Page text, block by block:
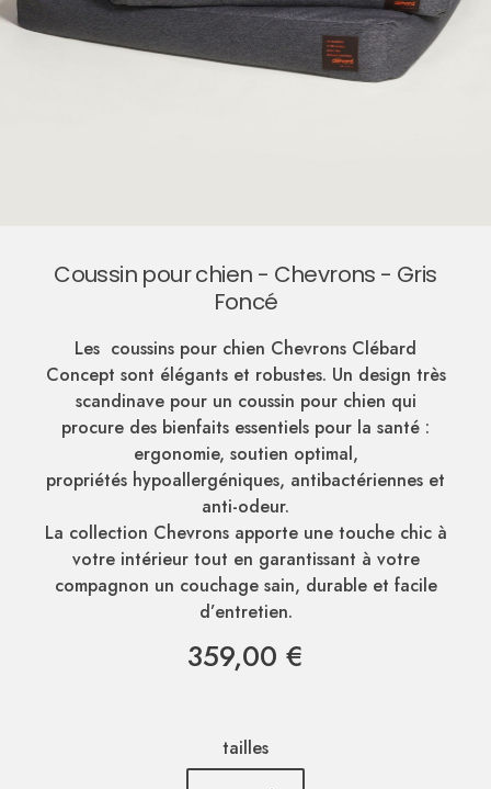
Coussin pour chien - Chevrons - Gris
Foncé
Les coussins pour chien Chevrons Clébard
Concept sont élégants et robustes. Un design très
scandinave pour un coussin pour chien qui
procure des bienfaits essentiels pour la santé :
ergonomie, soutien optimal,
propriétés hypoallergéniques, antibactériennes et
anti-odeur.
La collection Chevrons apporte une touche chic à
votre intérieur tout en garantissant à votre
compagnon un couchage sain, durable et facile
d’entretien.
359,00 €
tailles